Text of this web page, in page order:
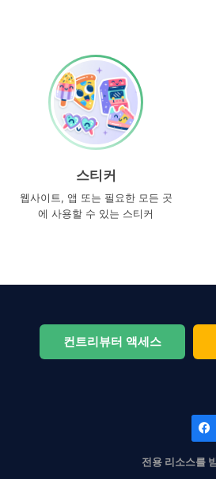
스티커
웹사이트, 앱 또는 필요한 모든 곳
에 사용할 수 있는 스티커
컨트리뷰터 액세스
전용 리소스를